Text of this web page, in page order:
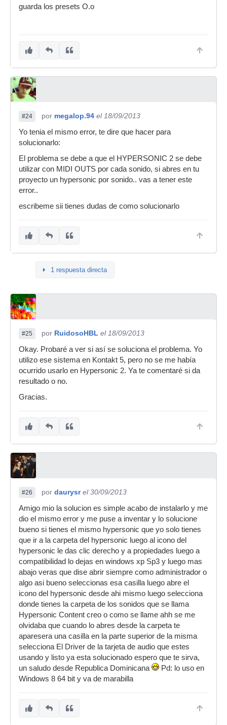
guarda los presets O.o
#24 por megalop.94 el 18/09/2013
Yo tenia el mismo error, te dire que hacer para
solucionarlo:
El problema se debe a que el HYPERSONIC 2 se debe
utilizar con MIDI OUTS por cada sonido, si abres en tu
proyecto un hypersonic por sonido.. vas a tener este
error..
escribeme sii tienes dudas de como solucionarlo
1 respuesta directa
#25 por RuidosoHBL el 18/09/2013
Okay. Probaré a ver si así se soluciona el problema. Yo
utilizo ese sistema en Kontakt 5, pero no se me había
ocurrido usarlo en Hypersonic 2. Ya te comentaré si da
resultado o no.
Gracias.
#26 por daurysr el 30/09/2013
Amigo mio la solucion es simple acabo de instalarlo y me
dio el mismo error y me puse a inventar y lo solucione
bueno si tienes el mismo hypersonic que yo solo tienes
que ir a la carpeta del hypersonic luego al icono del
hypersonic le das clic derecho y a propiedades luego a
compatibilidad lo dejas en windows xp Sp3 y luego mas
abajo veras que dise abrir siempre como administrador o
algo asi bueno seleccionas esa casilla luego abre el
icono del hypersonic desde ahi mismo luego selecciona
donde tienes la carpeta de los sonidos que se llama
Hypersonic Content creo o como se llame ahh se me
olvidaba que cuando lo abres desde la carpeta te
aparesera una casilla en la parte superior de la misma
selecciona El Driver de la tarjeta de audio que estes
usando y listo ya esta solucionado espero que te sirva,
un saludo desde Republica Dominicana
Pd: lo uso en
Windows 8 64 bit y va de marabilla